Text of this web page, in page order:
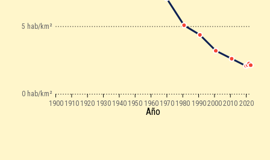
1900 1910 1920 1930 1940 1950 1960 1970 1980 199020002010 2020
0 hab/km²
5 hab/km²
Año